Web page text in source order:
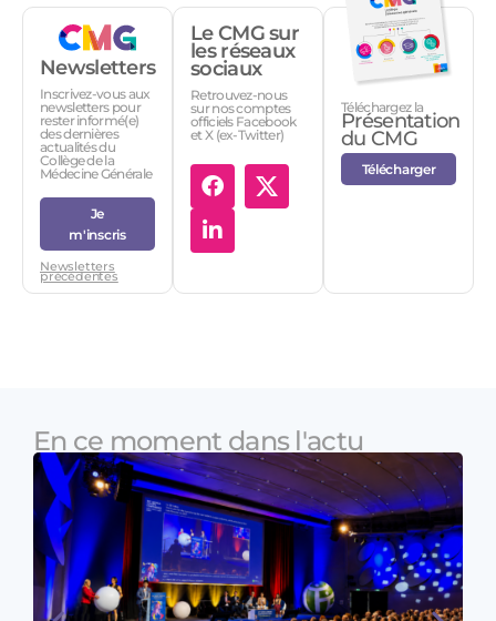
Newsletters
Inscrivez-vous aux
newsletters pour
rester informé(e)
des dernières
actualités du
Collège de la
Médecine Générale
Je
m'inscris
Newsletters
précédentes
Le CMG sur
les réseaux
sociaux
Retrouvez-nous
sur nos comptes
officiels Facebook
et X (ex-Twitter)
Téléchargez la
Présentation
du CMG
Télécharger
En ce moment dans l'actu